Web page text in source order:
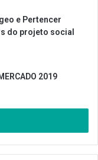
e Pertencer
do projeto social
2019